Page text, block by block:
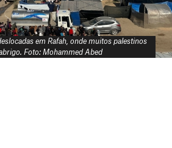
em Rafah, onde muitos palestinos
Foto: Mohammed Abed